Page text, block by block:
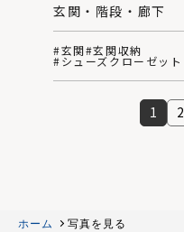
玄関・階段・廊下
#玄関#玄関収納
#シューズクローゼット
1 2
ホーム 写真を見る